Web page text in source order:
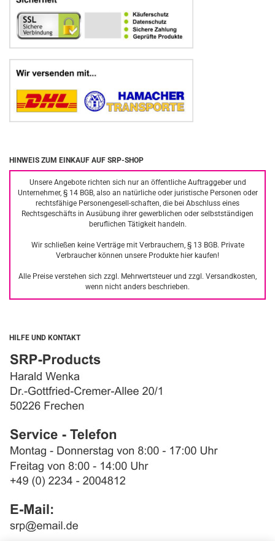
HINWEIS ZUM EINKAUF AUF SRP-SHOP
Unsere Angebote richten sich nur an öffentliche Auftraggeber und
Unternehmer, § 14 BGB, also an natürliche oder juristische Personen oder
rechtsfähige Personengesell-schaften, die bei Abschluss eines
Rechtsgeschäfts in Ausübung ihrer gewerblichen oder selbstständigen
beruflichen Tätigkeit handeln.
Wir schließen keine Verträge mit Verbrauchern, § 13 BGB. Private
Verbraucher können unsere Produkte hier kaufen!
Alle Preise verstehen sich zzgl. Mehrwertsteuer und zzgl. Versandkosten,
wenn nicht anders beschrieben.
HILFE UND KONTAKT